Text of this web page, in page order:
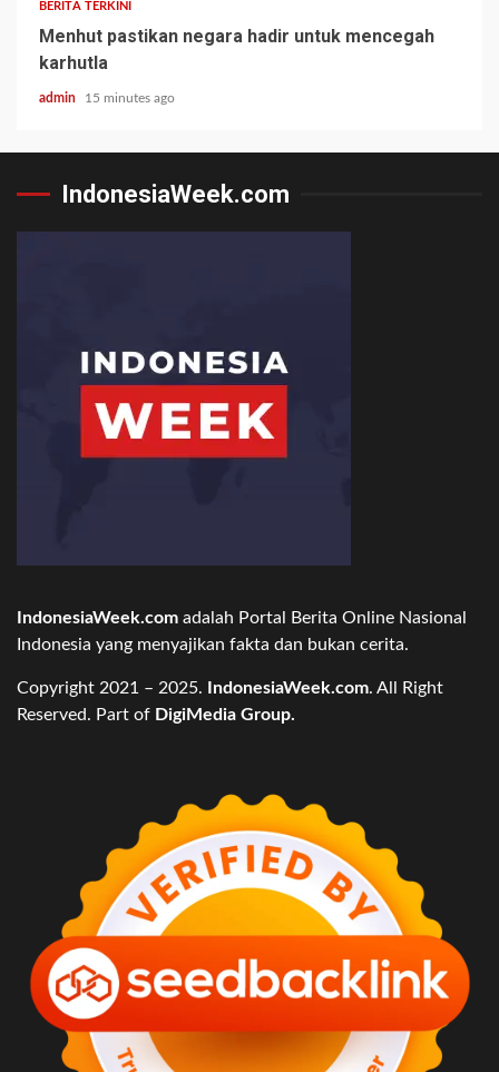
BERITA TERKINI
Menhut pastikan negara hadir untuk mencegah
karhutla
admin 15 minutes ago
IndonesiaWeek.com
IndonesiaWeek.com adalah Portal Berita Online Nasional
Indonesia yang menyajikan fakta dan bukan cerita.
Copyright 2021 – 2025. IndonesiaWeek.com. All Right
Reserved. Part of DigiMedia Group.